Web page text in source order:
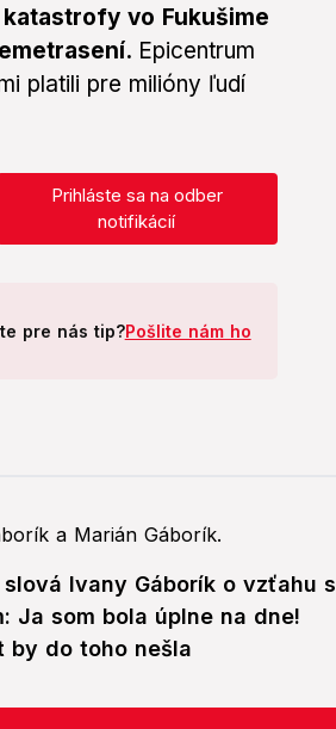
vo Fukušime
Epicentrum
platili pre milióny ľudí
Prihláste sa na odber
notifikácií
pre nás tip?Pošlite nám ho
slová Ivany Gáborík o vzťahu s
Ja som bola úplne na dne!
by do toho nešla